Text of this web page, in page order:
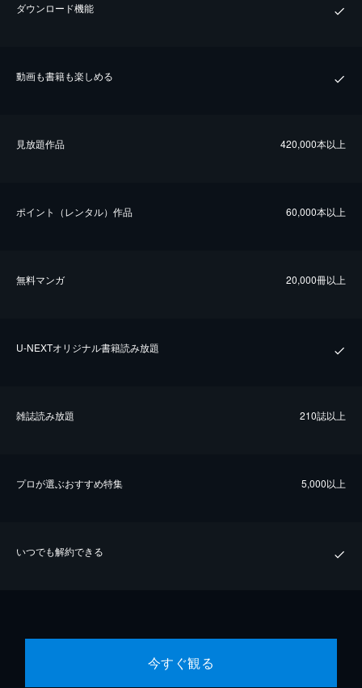
ダウンロード機能
動画も書籍も楽しめる
⾒放題作品 420,000本以上
ポイント（レンタル）作品 60,000本以上
無料マンガ 20,000冊以上
U-NEXTオリジナル書籍読み放題
雑誌読み放題 210誌以上
プロが選ぶおすすめ特集 5,000以上
いつでも解約できる
今すぐ観る